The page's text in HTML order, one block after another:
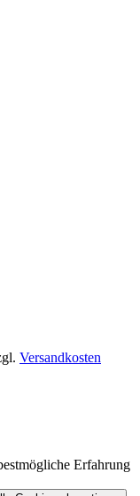
Versandkosten
Erfahrung